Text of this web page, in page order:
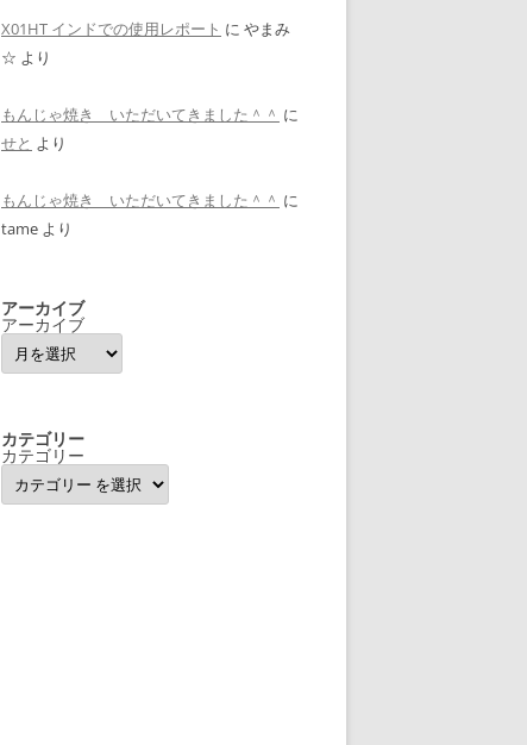
X01HT インドでの使用レポート に やまみ
☆ より
もんじゃ焼き いただいてきました＾＾ に
せと より
もんじゃ焼き いただいてきました＾＾ に
tame より
アーカイブ
アーカイブ
カテゴリー
カテゴリー